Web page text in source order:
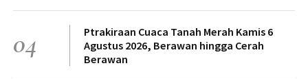
04
Ptrakiraan Cuaca Tanah Merah Kamis 6
Agustus 2026, Berawan hingga Cerah
Berawan